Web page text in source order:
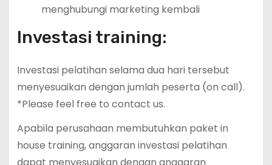
menghubungi marketing kembali
Investasi training:
Investasi pelatihan selama dua hari tersebut
menyesuaikan dengan jumlah peserta (on call).
*Please feel free to contact us.
Apabila perusahaan membutuhkan paket in
house training, anggaran investasi pelatihan